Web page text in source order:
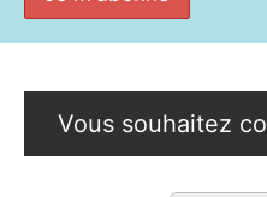
Vous souhaitez